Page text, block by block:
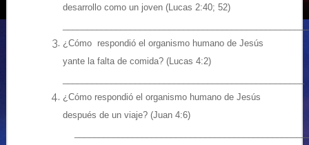
desarrollo como un joven (Lucas 2:40; 52)
¿Cómo respondió el organismo humano de Jesús
yante la falta de comida? (Lucas 4:2)
¿Cómo respondió el organismo humano de Jesús
después de un viaje? (Juan 4:6)